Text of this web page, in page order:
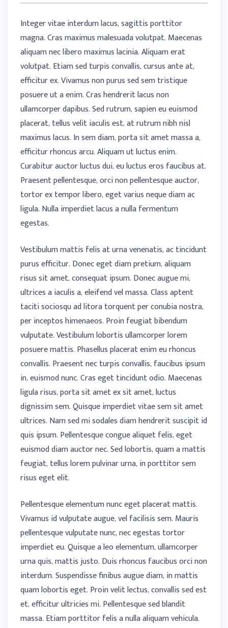
Integer vitae interdum lacus, sagittis porttitor
magna. Cras maximus malesuada volutpat. Maecenas
aliquam nec libero maximus lacinia. Aliquam erat
volutpat. Etiam sed turpis convallis, cursus ante at,
efficitur ex. Vivamus non purus sed sem tristique
posuere ut a enim. Cras hendrerit lacus non
ullamcorper dapibus. Sed rutrum, sapien eu euismod
placerat, tellus velit iaculis est, at rutrum nibh nisl
maximus lacus. In sem diam, porta sit amet massa a,
efficitur rhoncus arcu. Aliquam ut luctus enim.
Curabitur auctor luctus dui, eu luctus eros faucibus at.
Praesent pellentesque, orci non pellentesque auctor,
tortor ex tempor libero, eget varius neque diam ac
ligula. Nulla imperdiet lacus a nulla fermentum
egestas.
Vestibulum mattis felis at urna venenatis, ac tincidunt
purus efficitur. Donec eget diam pretium, aliquam
risus sit amet, consequat ipsum. Donec augue mi,
ultrices a iaculis a, eleifend vel massa. Class aptent
taciti sociosqu ad litora torquent per conubia nostra,
per inceptos himenaeos. Proin feugiat bibendum
vulputate. Vestibulum lobortis ullamcorper lorem
posuere mattis. Phasellus placerat enim eu rhoncus
convallis. Praesent nec turpis convallis, faucibus ipsum
in, euismod nunc. Cras eget tincidunt odio. Maecenas
ligula risus, porta sit amet ex sit amet, luctus
dignissim sem. Quisque imperdiet vitae sem sit amet
ultrices. Nam sed mi sodales diam hendrerit suscipit id
quis ipsum. Pellentesque congue aliquet felis, eget
euismod diam auctor nec. Sed lobortis, quam a mattis
feugiat, tellus lorem pulvinar urna, in porttitor sem
risus eget elit.
Pellentesque elementum nunc eget placerat mattis.
Vivamus id vulputate augue, vel facilisis sem. Mauris
pellentesque vulputate nunc, nec egestas tortor
imperdiet eu. Quisque a leo elementum, ullamcorper
urna quis, mattis justo. Duis rhoncus faucibus orci non
interdum. Suspendisse finibus augue diam, in mattis
quam lobortis eget. Proin velit lectus, convallis sed est
et, efficitur ultricies mi. Pellentesque sed blandit
massa. Etiam porttitor felis a nulla aliquam vehicula.